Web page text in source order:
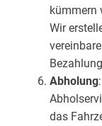
kümmern
Wir
Abholung
das